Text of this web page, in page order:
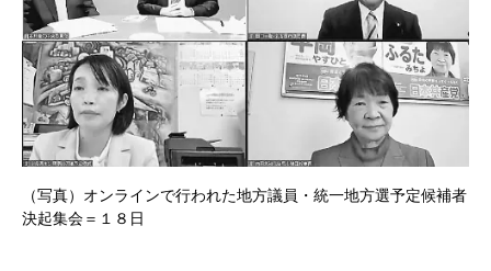
（写真）オンラインで行われた地方議員・統一地方選予定候補者
決起集会＝１８日